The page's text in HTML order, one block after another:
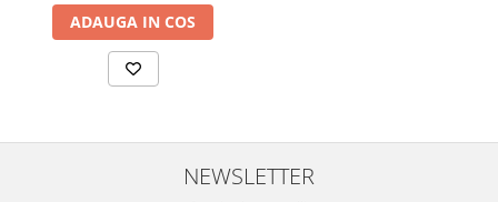
ADAUGA IN COS
NEWSLETTER